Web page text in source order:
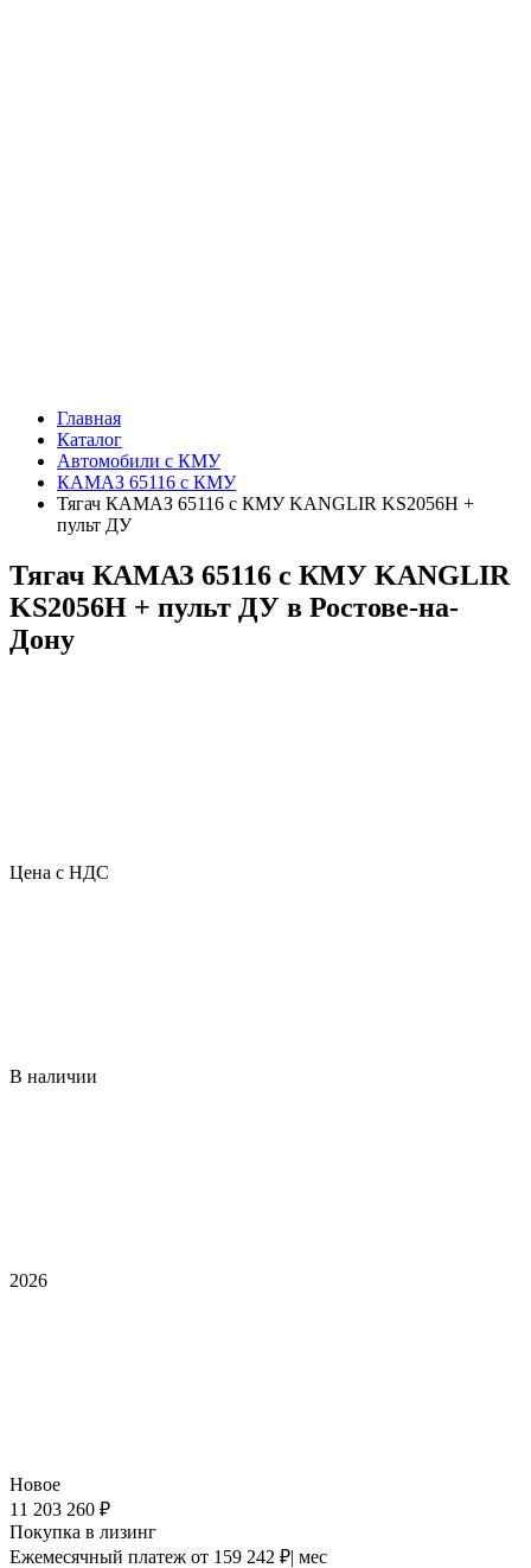
Главная
Каталог
Автомобили с КМУ
КАМАЗ 65116 с КМУ
Тягач КАМАЗ 65116 с КМУ KANGLIR KS2056H +
пульт ДУ
Тягач КАМАЗ 65116 с КМУ KANGLIR
KS2056H + пульт ДУ в Ростове-на-
Дону
Цена с НДС
В наличии
2026
Новое
11 203 260 ₽
Покупка в лизинг
Ежемесячный платеж от 159 242 ₽| мес